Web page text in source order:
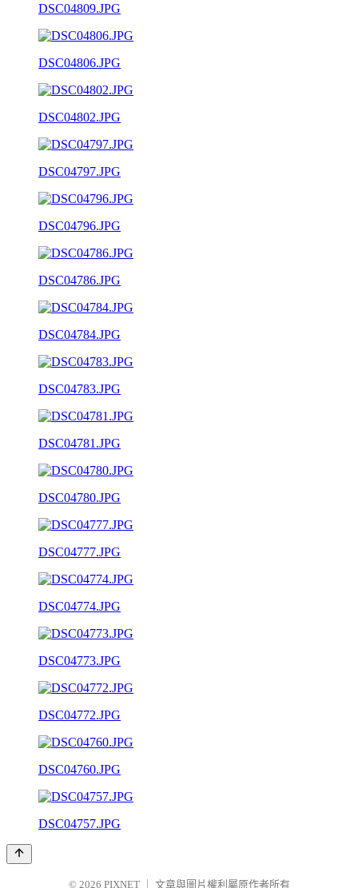
DSC04809.JPG
DSC04806.JPG
DSC04802.JPG
DSC04797.JPG
DSC04796.JPG
DSC04786.JPG
DSC04784.JPG
DSC04783.JPG
DSC04781.JPG
DSC04780.JPG
DSC04777.JPG
DSC04774.JPG
DSC04773.JPG
DSC04772.JPG
DSC04760.JPG
DSC04757.JPG
© 2026 PIXNET 文章與圖片權利屬原作者所有